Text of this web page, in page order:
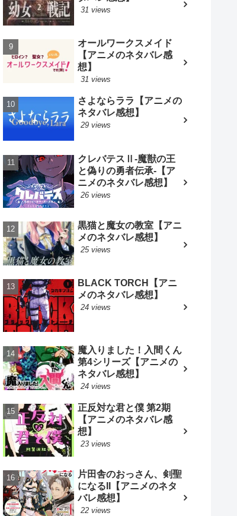
31 views
オールワークスメイド
【アニメのネタバレ感
想】
31 views
さよならララ【アニメの
ネタバレ感想】
29 views
クレバテスⅡ-魔獣の王
と偽りの勇者伝承-【ア
ニメのネタバレ感想】
26 views
黒猫と魔女の教室【アニ
メのネタバレ感想】
25 views
BLACK TORCH【アニ
メのネタバレ感想】
24 views
魔入りました！入間くん
第4シリーズ【アニメの
ネタバレ感想】
24 views
正反対な君と僕 第2期
【アニメのネタバレ感
想】
23 views
片田舎のおっさん、剣聖
になるII【アニメのネタ
バレ感想】
22 views